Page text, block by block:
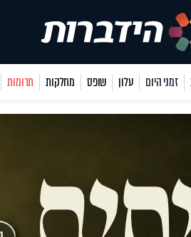
זמני היום עלון שופס מחלקות תרומות